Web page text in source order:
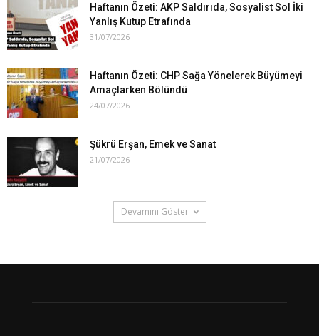
Haftanın Özeti: AKP Saldırıda, Sosyalist Sol İki
Yanlış Kutup Etrafında
31/07/2026
Haftanın Özeti: CHP Sağa Yönelerek Büyümeyi
Amaçlarken Bölündü
24/07/2026
Şükrü Erşan, Emek ve Sanat
21/07/2026
Devamını Göster